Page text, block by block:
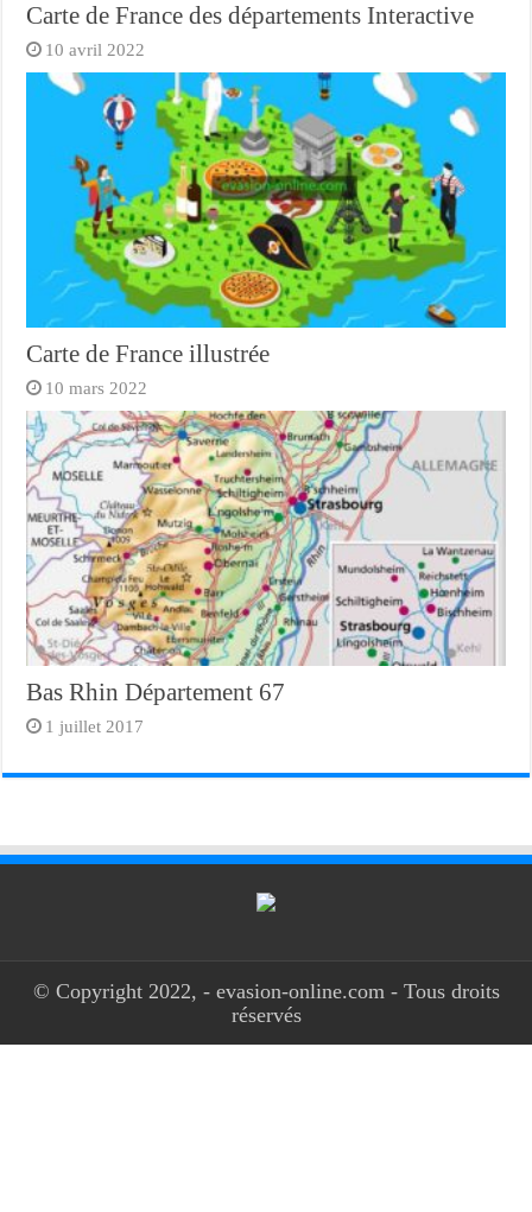
Carte de France des départements Interactive
10 avril 2022
Carte de France illustrée
10 mars 2022
Bas Rhin Département 67
1 juillet 2017
© Copyright 2022, - evasion-online.com - Tous droits
réservés